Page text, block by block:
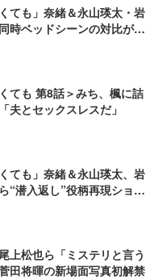
ても」奈緒＆永山瑛太・岩
時ベッドシーンの対比が話
ても 第8話＞みち、楓に詰
夫とセックスレスだ」
ても」奈緒＆永山瑛太、岩
“潜入返し”役柄再現ショッ
上松也ら「ミステリと言う
将暉の新場面写真初解禁